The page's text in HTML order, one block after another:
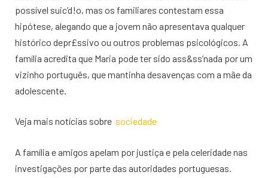
possível suic’d!o, mas os familiares contestam essa
hipótese, alegando que a jovem não apresentava qualquer
histórico depr£ssivo ou outros problemas psicológicos. A
família acredita que Maria pode ter sido ass&ss’nada por um
vizinho português, que mantinha desavenças com a mãe da
adolescente.
Veja mais notícias sobre sociedade
A família e amigos apelam por justiça e pela celeridade nas
investigações por parte das autoridades portuguesas.